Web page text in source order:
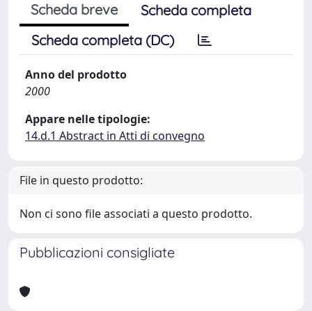
Scheda breve
Scheda completa
Scheda completa (DC)
Anno del prodotto
2000
Appare nelle tipologie:
14.d.1 Abstract in Atti di convegno
File in questo prodotto:
Non ci sono file associati a questo prodotto.
Pubblicazioni consigliate